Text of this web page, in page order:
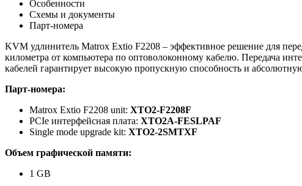
Особенности
Схемы и документы
Парт-номера
KVM удлинитель Matrox Extio F2208 – эффективное решение для
километра от компьютера по оптоволоконному кабелю. Передача
кабелей гарантирует высокую пропускную способность и
Парт-номера:
Matrox Extio F2208 unit: XTO2-F2208F
PCIe интерфейсная плата: XTO2A-FESLPAF
Single mode upgrade kit: XTO2-2SMTXF
Объем графической памяти:
1 GB